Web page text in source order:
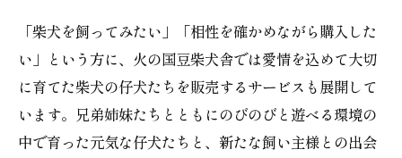
「柴犬を飼ってみたい」「相性を確かめながら購入した
い」という方に、火の国豆柴犬舎では愛情を込めて大切
に育てた柴犬の仔犬たちを販売するサービスも展開して
います。兄弟姉妹たちとともにのびのびと遊べる環境の
中で育った元気な仔犬たちと、新たな飼い主様との出会